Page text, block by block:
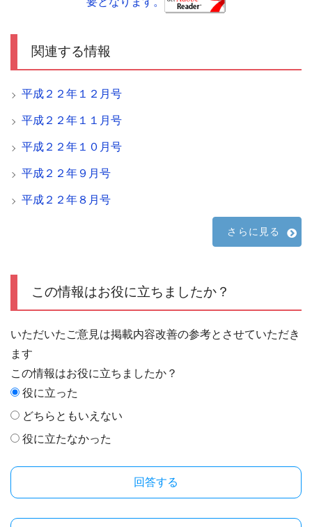
関連する情報
平成２２年１２月号
平成２２年１１月号
平成２２年１０月号
平成２２年９月号
平成２２年８月号
さらに見る
この情報はお役に立ちましたか？
いただいたご意見は掲載内容改善の参考とさせていただき
ます
この情報はお役に立ちましたか？
役に立った
どちらともいえない
役に立たなかった